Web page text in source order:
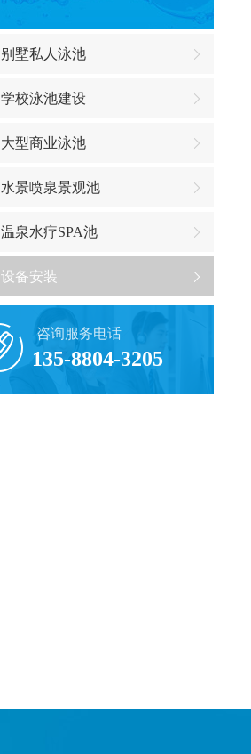
别墅私人泳池
学校泳池建设
大型商业泳池
水景喷泉景观池
温泉水疗SPA池
设备安装
咨询服务电话
135-8804-3205